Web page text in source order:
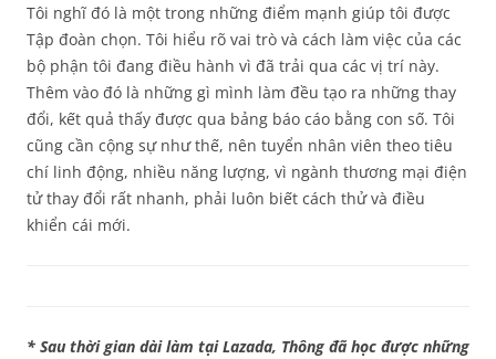
Tôi nghĩ đó là một trong những điểm mạnh giúp tôi được
Tập đoàn chọn. Tôi hiểu rõ vai trò và cách làm việc của các
bộ phận tôi đang điều hành vì đã trải qua các vị trí này.
Thêm vào đó là những gì mình làm đều tạo ra những thay
đổi, kết quả thấy được qua bảng báo cáo bằng con số. Tôi
cũng cần cộng sự như thế, nên tuyển nhân viên theo tiêu
chí linh động, nhiều năng lượng, vì ngành thương mại điện
tử thay đổi rất nhanh, phải luôn biết cách thử và điều
khiển cái mới.
* Sau thời gian dài làm tại Lazada, Thông đã học được những